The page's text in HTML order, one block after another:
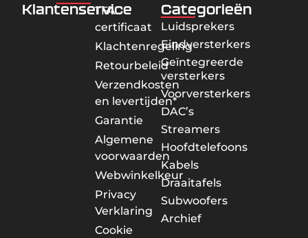
Klantenservice
TFA
certificaat
Klachtenregeling
Retourbeleid
Verzendkosten
en levertijden*
Garantie
Algemene
voorwaarden
Webwinkelkeur
Privacy
Verklaring
Cookie
Categorieën
Luidsprekers
Eindversterkers
Geïntegreerde
versterkers
Voorversterkers
DAC’s
Streamers
Hoofdtelefoons
Kabels
Draaitafels
Subwoofers
Archief